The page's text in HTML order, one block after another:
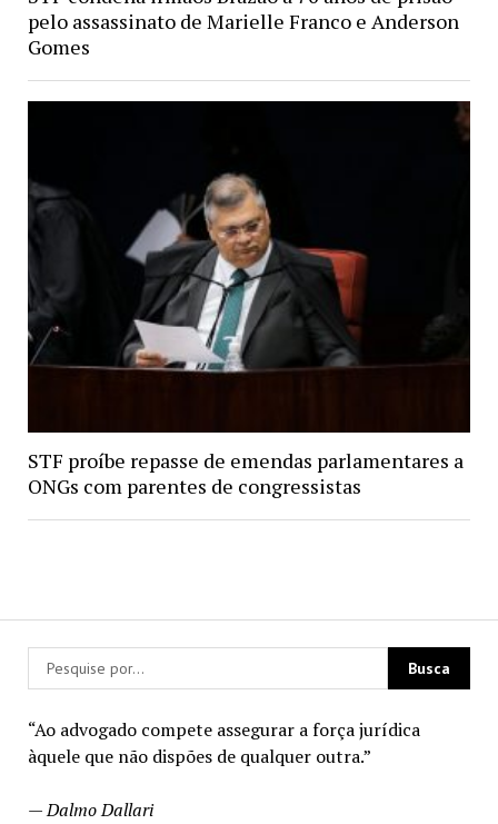
“Ao advogado compete assegurar a força jurídica
àquele que não dispões de qualquer outra.”
—Dalmo Dallari
pelo assassinato de Marielle Franco e Anderson
Gomes
STF proíbe repasse de emendas parlamentares a
ONGs com parentes de congressistas